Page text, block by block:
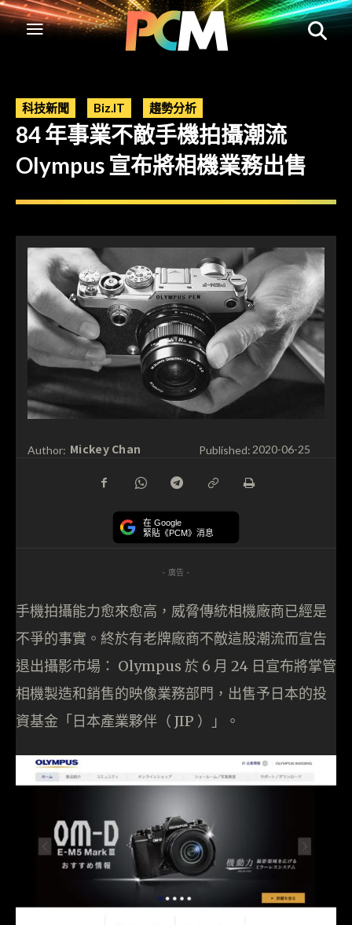
科技新聞 Biz.IT 趨勢分析
84 年事業不敵手機拍攝潮流
Olympus 宣布將相機業務出售
Author: Mickey Chan Published:2020-06-25
在 Google
緊貼《PCM》消息
- 廣告 -
手機拍攝能力愈來愈高，威脅傳統相機廠商已經是
不爭的事實。終於有老牌廠商不敵這股潮流而宣告
退出攝影市場： Olympus 於 6 月 24 日宣布將掌管
相機製造和銷售的映像業務部門，出售予日本的投
資基金「日本產業夥伴（ JIP ）」。